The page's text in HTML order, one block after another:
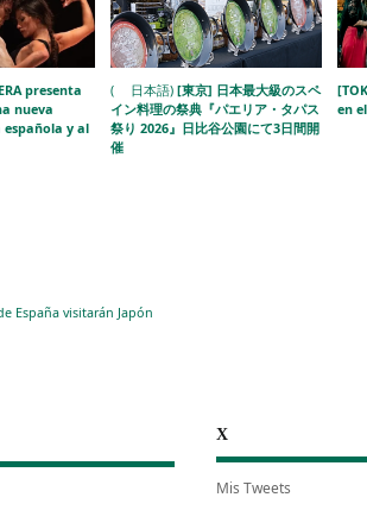
presenta
nueva
y al
( 日本語)[東京] 日本最大級のスペ
イン料理の祭典『パエリア・タパス
祭り 2026』日比谷公園にて3日間開
催
en
España visitarán Japón
X
Mis Tweets